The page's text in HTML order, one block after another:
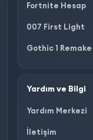
Fortnite Hesap
007 First Light
Gothic 1 Remake
Yardım ve Bilgi
Yardım Merkezi
İletişim